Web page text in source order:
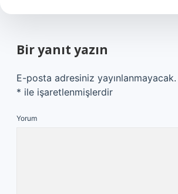
Bir yanıt yazın
E-posta adresiniz yayınlanmayacak.
* ile işaretlenmişlerdir
Yorum